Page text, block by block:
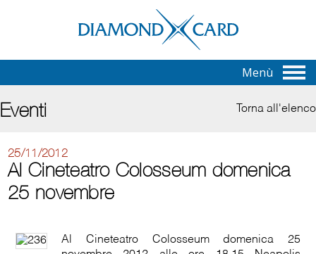
Menù
Eventi Torna all'elenco
25/11/2012
Al Cineteatro Colosseum domenica
25 novembre
Al Cineteatro Colosseum domenica 25